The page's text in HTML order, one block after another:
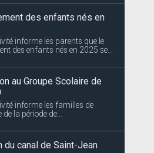
des enfants nés en
informe les parents que le
des enfants nés en 2025 se...
au Groupe Scolaire de
informe les familles de
de la période de...
du canal de Saint-Jean